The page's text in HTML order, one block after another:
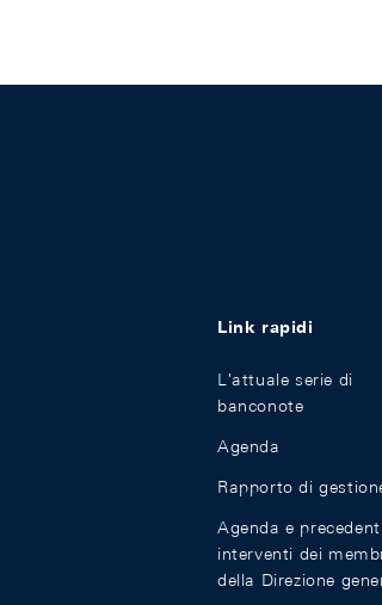
Link rapidi
L'attuale serie di
banconote
Agenda
Rapporto di
Agenda e
interventi dei
della Direzione